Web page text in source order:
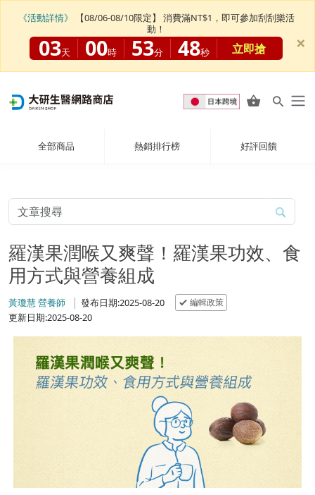
全部商品 熱銷排行榜 好評回饋
羅漢果潤喉又爽聲！羅漢果功效、食
用方式與營養組成
黃瓊慧 營養師 發布日期:2025-08-20 編輯政策
更新日期:2025-08-20
《活動詳情》
【08/06-08/10限定】 消費滿NT$1，即可參加刮刮樂活
動！
03天 00時 53分 47秒 立即搶 ×